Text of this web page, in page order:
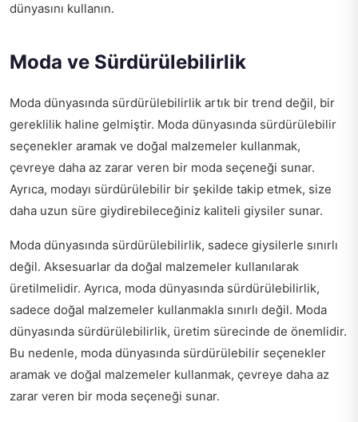
dünyasını kullanın.
Moda ve Sürdürülebilirlik
Moda dünyasında sürdürülebilirlik artık bir trend değil, bir
gereklilik haline gelmiştir. Moda dünyasında sürdürülebilir
seçenekler aramak ve doğal malzemeler kullanmak,
çevreye daha az zarar veren bir moda seçeneği sunar.
Ayrıca, modayı sürdürülebilir bir şekilde takip etmek, size
daha uzun süre giydirebileceğiniz kaliteli giysiler sunar.
Moda dünyasında sürdürülebilirlik, sadece giysilerle sınırlı
değil. Aksesuarlar da doğal malzemeler kullanılarak
üretilmelidir. Ayrıca, moda dünyasında sürdürülebilirlik,
sadece doğal malzemeler kullanmakla sınırlı değil. Moda
dünyasında sürdürülebilirlik, üretim sürecinde de önemlidir.
Bu nedenle, moda dünyasında sürdürülebilir seçenekler
aramak ve doğal malzemeler kullanmak, çevreye daha az
zarar veren bir moda seçeneği sunar.